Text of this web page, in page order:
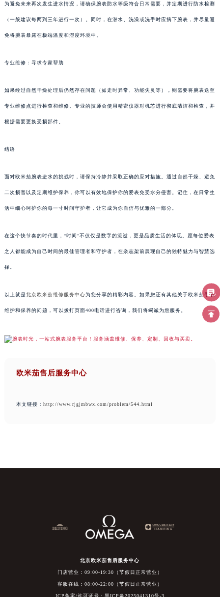
为避免未来再次发生进水情况，请确保腕表防水等级符合日常需要，并定期进行防水检测
（一般建议每两到三年进行一次）。同时，在潜水、洗澡或洗手时应摘下腕表，并尽量避
免将腕表暴露在极端温度和湿度环境中。
专业维修：寻求专家帮助
如果经过自然干燥处理后仍然存在问题（如走时异常、功能失灵等），则需要将腕表送至
专业维修点进行检查和维修。专业的技师会使用精密仪器对机芯进行彻底清洁和检查，并
根据需要更换受损部件。
结语
面对欧米茄腕表进水的挑战时，请保持冷静并采取正确的应对措施。通过自然干燥、避免
二次损害以及定期维护保养，你可以有效地保护你的爱表免受水分侵害。记住，在日常生
活中细心呵护你的每一寸时间守护者，让它成为你自信与优雅的一部分。
在这个快节奏的时代里，“时间”不仅仅是数字的流逝，更是品质生活的体现。愿每位爱表
之人都能成为自己时间的最佳管理者和守护者，在杂志架前展现自己的独特魅力与智慧选
择。
以上就是北京欧米茄维修服务中心为您分享的精彩内容。如果您还有其他关于欧米茄手表
维护和保养的问题，可以拨打页面400电话进行咨询，我们将竭诚为您服务。
欧米茄售后服务中心
本文链接： http://www.rjgjmbwx.com/problem/544.html
北京欧米茄售后服务中心
门店营业：09:00-19:30（节假日正常营业）
客服在线：08:00-22:00（节假日正常营业）
ICP备案/许可证号：黑ICP备2025041310号-3